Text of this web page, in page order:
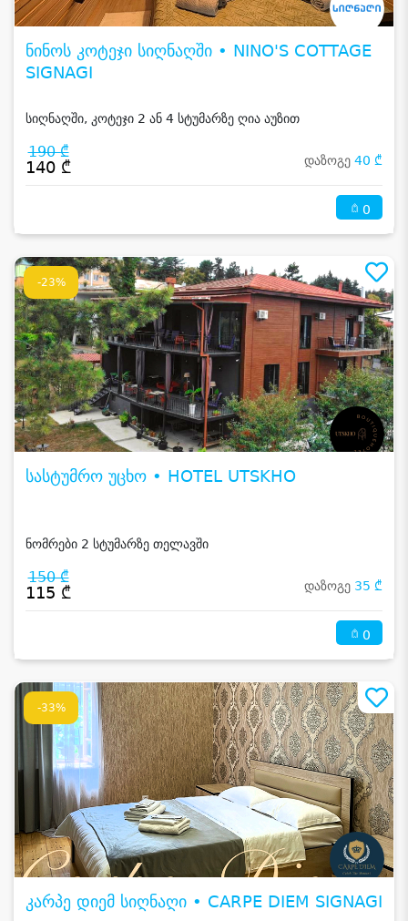
ნინოს კოტეჯი სიღნაღში • NINO'S COTTAGE
SIGNAGI
სიღნაღში, კოტეჯი 2 ან 4 სტუმარზე ღია აუზით
190 ₾
140 ₾ დაზოგე 40 ₾
0
-23%
სასტუმრო უცხო • HOTEL UTSKHO
ნომრები 2 სტუმარზე თელავში
150 ₾
115 ₾ დაზოგე 35 ₾
0
-33%
კარპე დიემ სიღნაღი • CARPE DIEM SIGNAGI